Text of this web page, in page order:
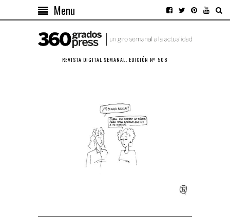
Menu
REVISTA DIGITAL SEMANAL. EDICIÓN Nº 508